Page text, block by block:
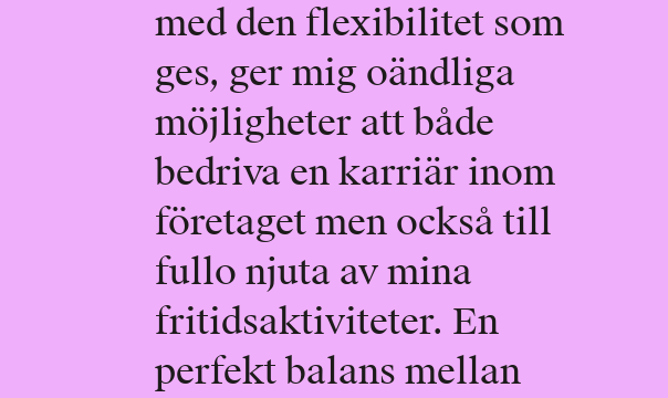
med den flexibilitet som
ges, ger mig oändliga
möjligheter att både
bedriva en karriär inom
företaget men också till
fullo njuta av mina
fritidsaktiviteter. En
perfekt balans mellan